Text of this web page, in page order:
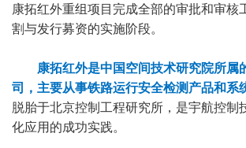
康拓红外重组项目完成全部的审批和审核
割与发行募资的实施阶段。
康拓红外是中国空间技术研究院所属
司，主要从事铁路运行安全检测产品和系
脱胎于北京控制工程研究所，是宇航控制
化应用的成功实践。